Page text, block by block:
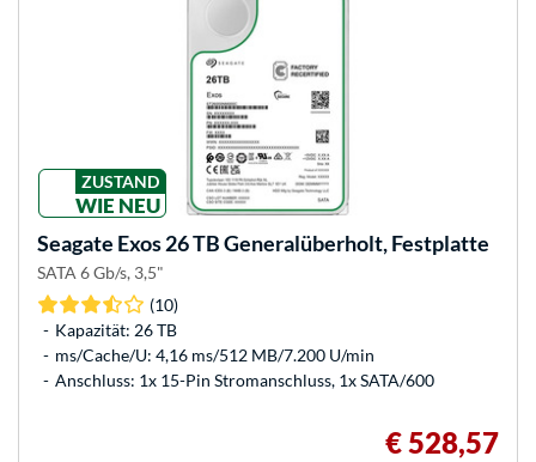
ZUSTAND
WIE NEU
Seagate Exos 26 TB Generalüberholt, Festplatte
SATA 6 Gb/s, 3,5"
(10)
Kapazität: 26 TB
ms/Cache/U: 4,16 ms/512 MB/7.200 U/min
Anschluss: 1x 15-Pin Stromanschluss, 1x SATA/600
€ 528,57